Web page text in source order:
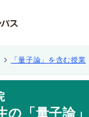
「量子論」を含む授業
の「量子論